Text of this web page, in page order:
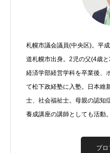
札幌市議会議員(中央区)。平
道札幌市出身。2児の父(4歳
経済学部経営学科を卒業後、
て松下政経塾に入塾。日本維
士、社会福祉士。母親の認知
養成講座の講師としても活動。
プ